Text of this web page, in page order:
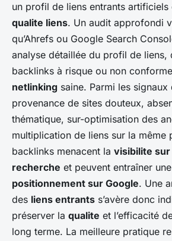
un profil de liens entrants
qualite liens. Un audit approfondi
qu’Ahrefs ou Google Search
analyse détaillée du profil de liens,
backlinks à risque ou non
netlinking saine. Parmi les
provenance de sites douteux,
thématique, sur-optimisation des
multiplication de liens sur la même
backlinks menacent la visibilite
recherche et peuvent entraîner
positionnement sur Google. Une
des liens entrants s’avère donc
préserver la qualite et l’efficacité
long terme. La meilleure pratique